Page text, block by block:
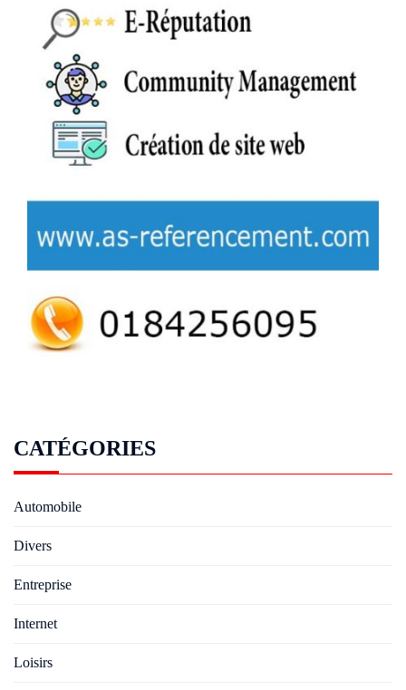
CATÉGORIES
Automobile
Divers
Entreprise
Internet
Loisirs